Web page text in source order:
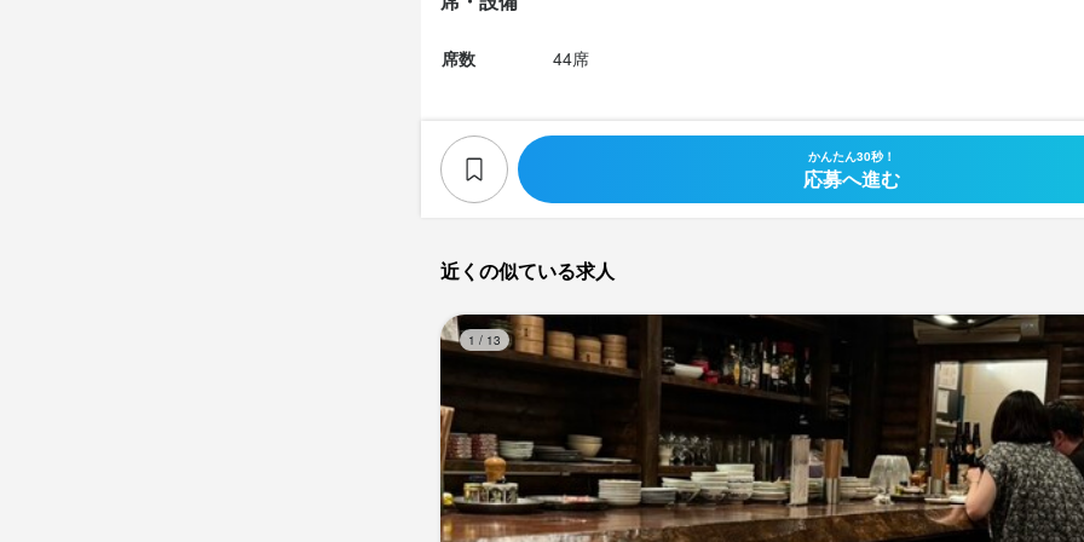
席数 44席
かんたん30秒！
応募へ進む
近くの似ている求人
1 / 13
面接時に履歴書を必ずお持ちください
店名
Let’s Hongkong
勤務地
東京都目黒区青葉台1-16-14 緑橋ビルII 1F
法人名・事業者名
株式会社Let’ｓ